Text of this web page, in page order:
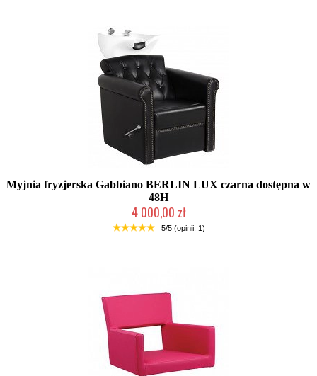
Myjnia fryzjerska Gabbiano BERLIN LUX czarna dostępna w
48H
4 000,00 zł
W magazynie producenta
5/5 (opinii: 1)